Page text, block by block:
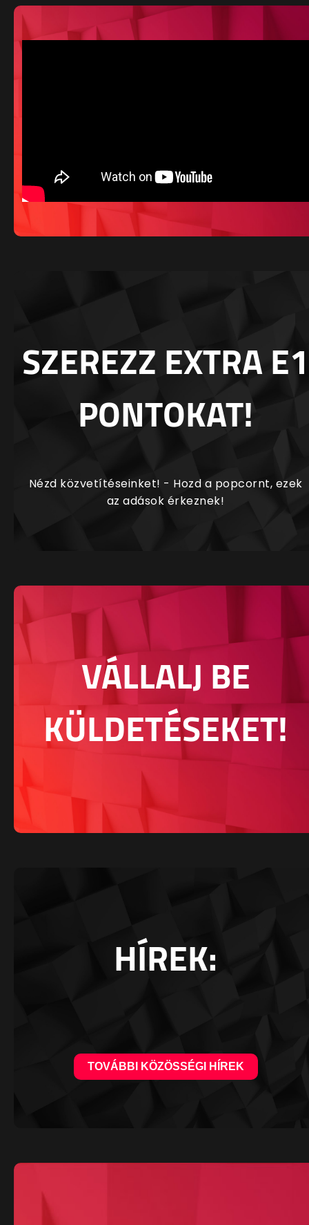
SZEREZZ EXTRA E1
PONTOKAT!
Nézd közvetítéseinket! - Hozd a popcornt, ezek
az adások érkeznek!
VÁLLALJ BE
KÜLDETÉSEKET!
HÍREK:
TOVÁBBI KÖZÖSSÉGI HÍREK